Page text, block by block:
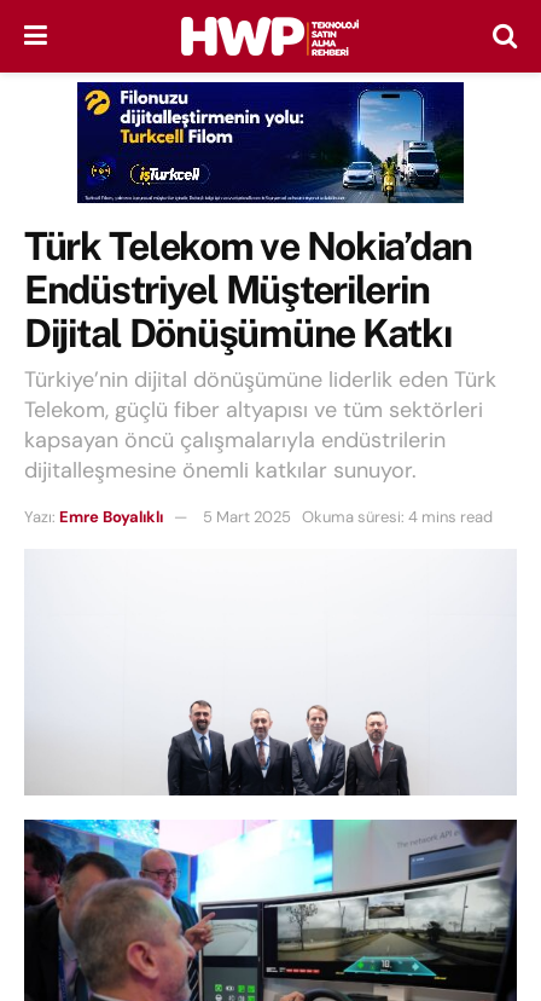
Türk Telekom ve Nokia’dan
Endüstriyel Müşterilerin
Dijital Dönüşümüne Katkı
Türkiye’nin dijital dönüşümüne liderlik eden Türk
Telekom, güçlü fiber altyapısı ve tüm sektörleri
kapsayan öncü çalışmalarıyla endüstrilerin
dijitalleşmesine önemli katkılar sunuyor.
Yazı: Emre Boyalıklı 5 Mart 2025 Okuma süresi: 4 mins read